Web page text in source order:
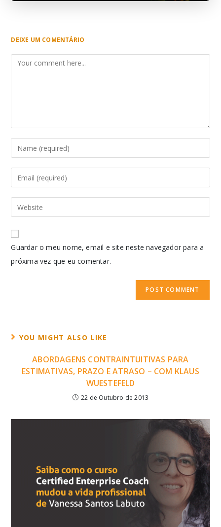
DEIXE UM COMENTÁRIO
Guardar o meu nome, email e site neste navegador para a
próxima vez que eu comentar.
YOU MIGHT ALSO LIKE
ABORDAGENS CONTRAINTUITIVAS PARA
ESTIMATIVAS, PRAZO E ATRASO – COM KLAUS
WUESTEFELD
22 de Outubro de 2013